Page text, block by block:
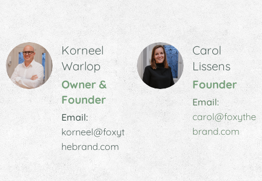
Korneel
Warlop
Owner &
Founder
Email:
korneel@foxyt
hebrand.com
Carol
Lissens
Founder
Email:
carol@foxythe
brand.com